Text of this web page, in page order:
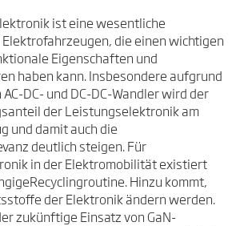
ist eine wesentliche
Elektrofahrzeugen, die einen wichtigen
Eigenschaften und
haben kann. Insbesondere aufgrund
DC- und DC-DC-Wandler wird der
der Leistungselektronik am
und damit auch die
deutlich steigen. Für
in der Elektromobilität existiert
Hinzu kommt,
der Elektronik ändern werden.
zukünftige Einsatz von GaN-